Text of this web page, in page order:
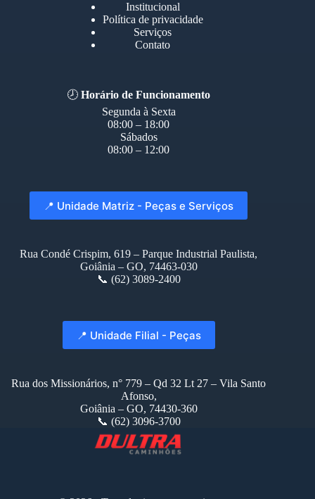
Institucional
Política de privacidade
Serviços
Contato
🕗Horário de Funcionamento
Segunda à Sexta
08:00 – 18:00
Sábados
08:00 – 12:00
📍 Unidade Matriz - Peças e Serviços
Rua Condé Crispim, 619 – Parque Industrial Paulista,
Goiânia – GO, 74463-030
📞 (62) 3089-2400
📍 Unidade Filial - Peças
Rua dos Missionários, n° 779 – Qd 32 Lt 27 – Vila Santo
Afonso,
Goiânia – GO, 74430-360
📞 (62) 3096-3700